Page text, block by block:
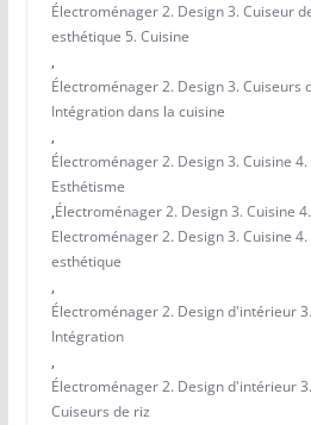
Électroménager 2. Design 3. Cuiseur
esthétique 5. Cuisine
,
Électroménager 2. Design 3. Cuiseurs
Intégration dans la cuisine
,
Électroménager 2. Design 3. Cuisine
Esthétisme
,Électroménager 2. Design 3. Cuisine
Electroménager 2. Design 3. Cuisine
esthétique
,
Électroménager 2. Design d'intérieur
Intégration
,
Électroménager 2. Design d'intérieur
Cuiseurs de riz